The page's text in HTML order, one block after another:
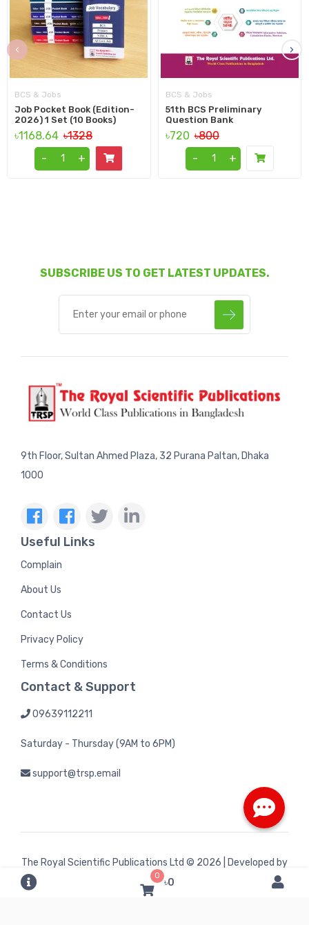
BCS & Jobs
Job Pocket Book (Edition-
2026) 1 Set (10 Books)
৳1168.64 ৳1328
-
+
BCS & Jobs
51th BCS Preliminary
Question Bank
৳720 ৳800
-
+
‹ ›
SUBSCRIBE US TO GET LATEST UPDATES.
9th Floor, Sultan Ahmed Plaza, 32 Purana Paltan, Dhaka
1000
Useful Links
Complain
About Us
Contact Us
Privacy Policy
Terms & Conditions
Contact & Support
09639112211
Saturday - Thursday (9AM to 6PM)
support@trsp.email
The Royal Scientific Publications Ltd © 2026 | Developed by
Bintel Future Tech
0
৳0